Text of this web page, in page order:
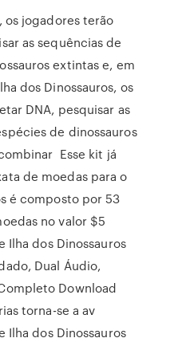
os jogadores terão
as sequências de
extintas e, em
dos Dinossauros, os
DNA, pesquisar as
de dinossauros
Esse kit já
de moedas para o
é composto por 53
no valor $5
Ilha dos Dinossauros
Dual Áudio,
Download
torna-se a av
Ilha dos Dinossauros